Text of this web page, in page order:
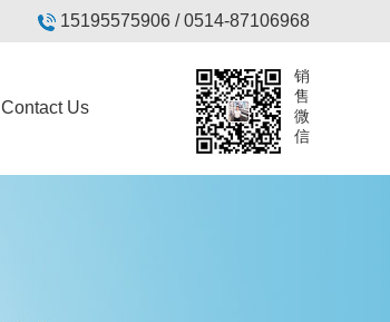
15195575906 / 0514-87106968
Contact Us
销
售
微
信